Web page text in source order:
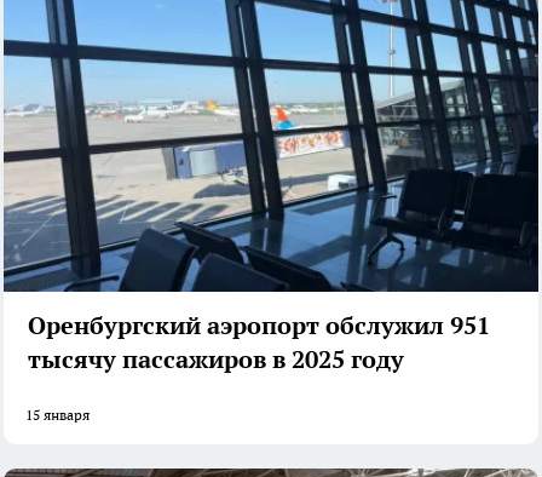
Оренбургский аэропорт обслужил 951
тысячу пассажиров в 2025 году
15 января